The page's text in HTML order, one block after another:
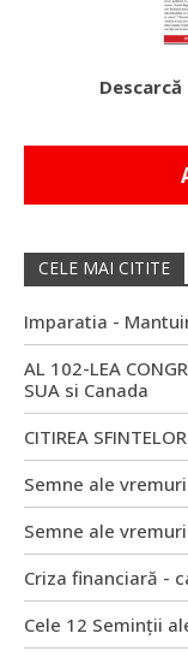
CELE MAI CITITE
Imparatia -
AL 102-LEA
SUA si Canada
CITIREA
Semne ale
Semne ale
Criza financiară -
Cele 12 Seminții